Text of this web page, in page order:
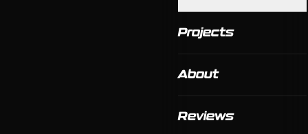
Projects
About
Reviews